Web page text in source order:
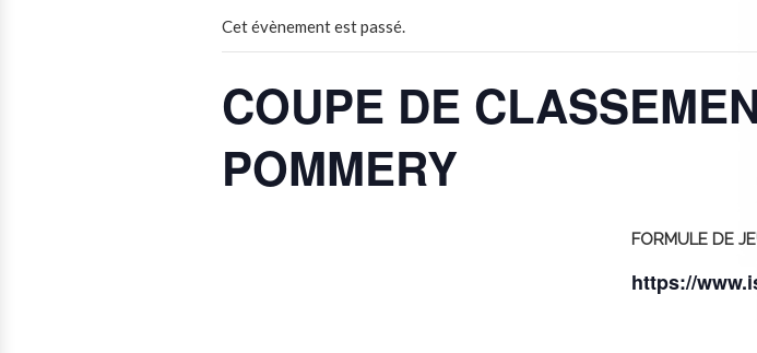
Cet évènement est passé.
COUPE DE
POMMERY
FORMULE DE
https://